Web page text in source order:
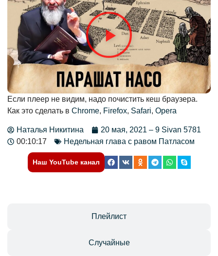
Если плеер не видим, надо почистить кеш браузера.
Как это сделать в Chrome, Firefox, Safari, Opera
Наталья Никитина
20 мая, 2021 – 9 Sivan 5781
00:10:17
Недельная глава с равом Патласом
Наш YouTube канал
Плейлист
Случайные